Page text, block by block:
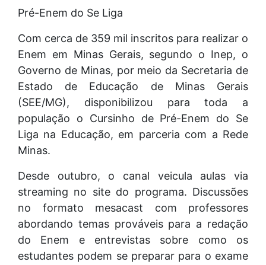
Pré-Enem do Se Liga
Com cerca de 359 mil inscritos para realizar o
Enem em Minas Gerais, segundo o Inep, o
Governo de Minas, por meio da Secretaria de
Estado de Educação de Minas Gerais
(SEE/MG), disponibilizou para toda a
população o Cursinho de Pré-Enem do Se
Liga na Educação, em parceria com a Rede
Minas.
Desde outubro, o canal veicula aulas via
streaming no site do programa. Discussões
no formato mesacast com professores
abordando temas prováveis para a redação
do Enem e entrevistas sobre como os
estudantes podem se preparar para o exame